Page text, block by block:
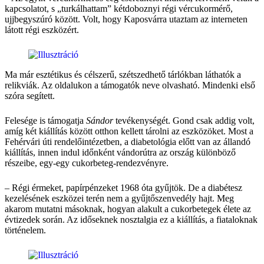
kapcsolatot, s „turkálhattam” kétdoboznyi régi vércukormérő,
ujjbegyszúró között. Volt, hogy Kaposvárra utaztam az interneten
látott régi eszközért.
Ma már esztétikus és célszerű, szétszedhető tárlókban láthatók a
relikviák. Az oldalukon a támogatók neve olvasható. Mindenki első
szóra segített.
Felesége is támogatja Sándortevékenységét. Gond csak addig volt,
amíg két kiállítás között otthon kellett tárolni az eszközöket. Most a
Fehérvári úti rendelőintézetben, a diabetológia előtt van az állandó
kiállítás, innen indul időnként vándorútra az ország különböző
részeibe, egy-egy cukorbeteg-rendezvényre.
– Régi érmeket, papírpénzeket 1968 óta gyűjtök. De a diabétesz
kezelésének eszközei terén nem a gyűjtőszenvedély hajt. Meg
akarom mutatni másoknak, hogyan alakult a cukorbetegek élete az
évtizedek során. Az időseknek nosztalgia ez a kiállítás, a fiataloknak
történelem.